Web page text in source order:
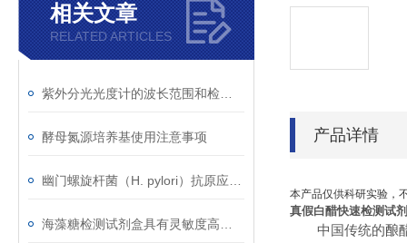
相关文章
RELATED ARTICLES
酵母氮源培养基使用注意事项 产品详情
本产品仅供科研实验，
真假白醋快速检测试
中国传统的酿